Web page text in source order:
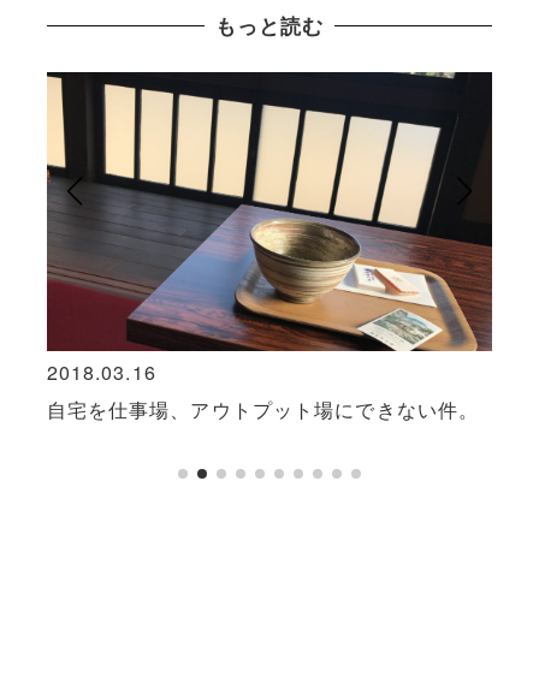
もっと読む
2018.03.16
自宅を仕事場、アウトプット場にできない件。